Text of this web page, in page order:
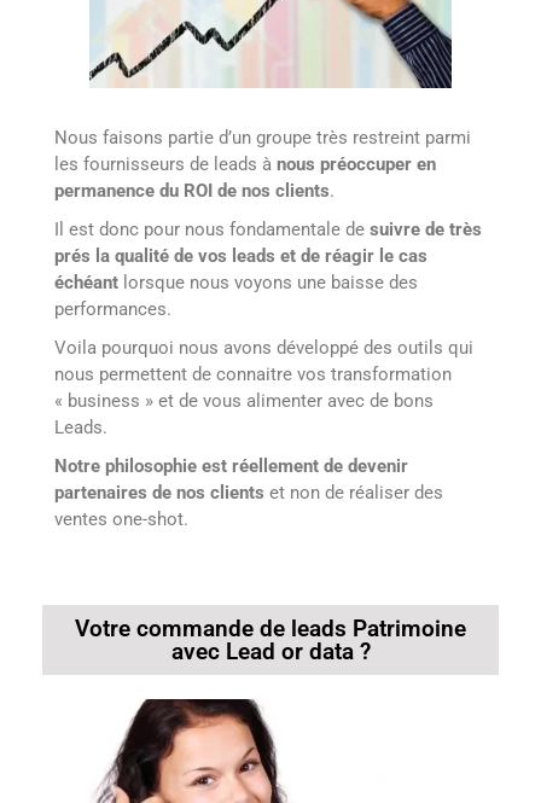
Nous faisons partie d’un groupe très restreint parmi
les fournisseurs de leads à nous préoccuper en
permanence du ROI de nos clients.
Il est donc pour nous fondamentale de suivre de très
prés la qualité de vos leads et de réagir le cas
échéant lorsque nous voyons une baisse des
performances.
Voila pourquoi nous avons développé des outils qui
nous permettent de connaitre vos transformation
« business » et de vous alimenter avec de bons
Leads.
Notre philosophie est réellement de devenir
partenaires de nos clients et non de réaliser des
ventes one-shot.
Votre commande de leads Patrimoine
avec Lead or data ?